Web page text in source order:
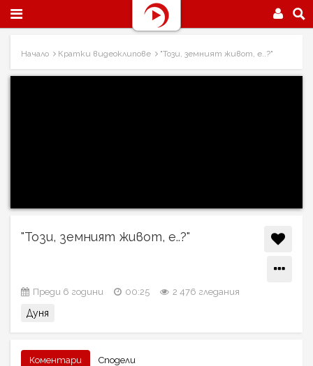
Начало Кратки видеоклипове "Този, земният живот, е..?"
"Този, земният живот, е..?"
Преди 6 години 00:25 2 476 гледания
Дуня
Коментари Сподели